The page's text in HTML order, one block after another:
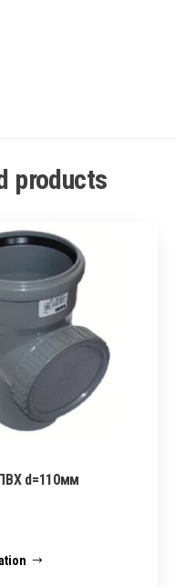
products
d=110мм